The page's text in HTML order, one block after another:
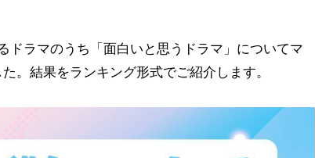
ラマのうち「面白いと思うドラマ」についてマ
。結果をランキング形式でご紹介します。